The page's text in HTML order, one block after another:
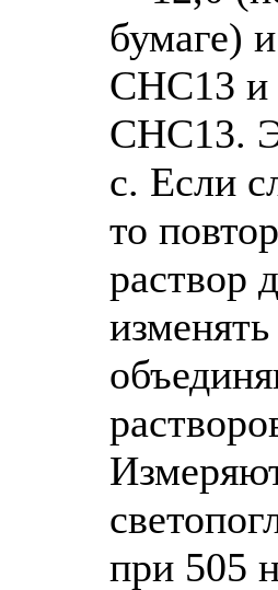
бумаге)
СНС13 и
СНС13.
с. Если
то
раствор
при 505